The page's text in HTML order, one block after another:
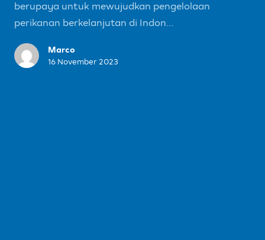
berupaya untuk mewujudkan pengelolaan
perikanan berkelanjutan di Indon...
Marco
16 November 2023